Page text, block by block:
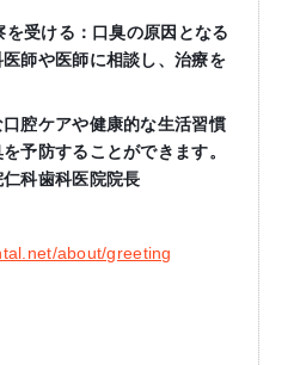
受ける：口臭の原因となる
師や医師に相談し、治療を
腔ケアや健康的な生活習慣
予防することができます。
科歯科医院院長
about/greeting